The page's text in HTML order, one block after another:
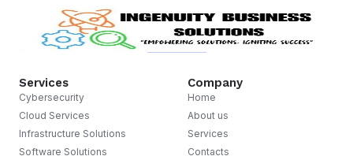
Services
Cybersecurity
Cloud Services
Infrastructure Solutions
Software Solutions
Company
Home
About us
Services
Contacts